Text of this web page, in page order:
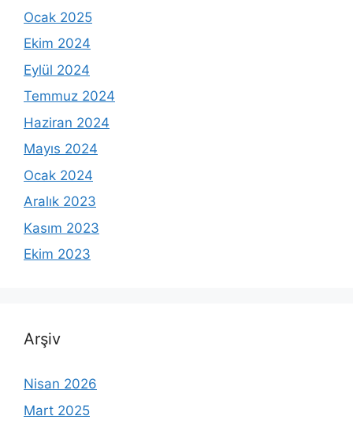
Ocak 2025
Ekim 2024
Eylül 2024
Temmuz 2024
Haziran 2024
Mayıs 2024
Ocak 2024
Aralık 2023
Kasım 2023
Ekim 2023
Arşiv
Nisan 2026
Mart 2025